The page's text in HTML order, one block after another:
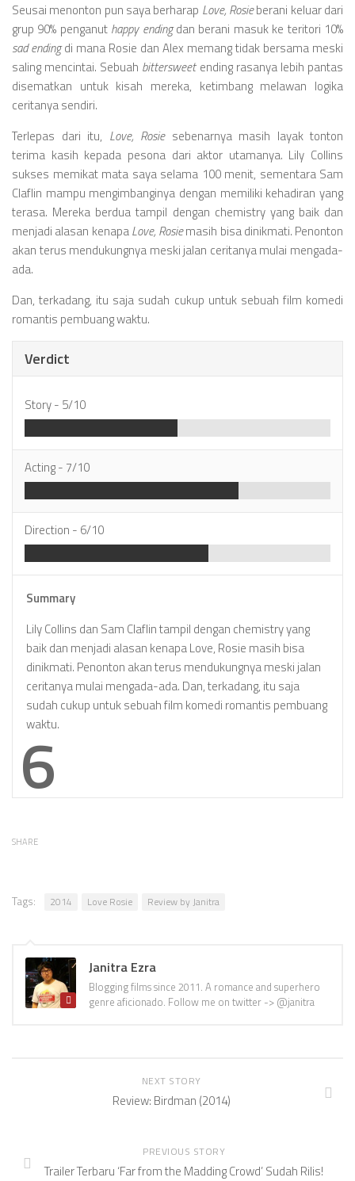
Seusai menonton pun saya berharap Love, Rosieberani keluar dari
grup 90% penganut happy endingdan berani masuk ke teritori 10%
sad endingdi mana Rosie dan Alex memang tidak bersama meski
saling mencintai. Sebuah bittersweetending rasanya lebih pantas
disematkan untuk kisah mereka, ketimbang melawan logika
ceritanya sendiri.
Terlepas dari itu, Love, Rosiesebenarnya masih layak tonton
terima kasih kepada pesona dari aktor utamanya. Lily Collins
sukses memikat mata saya selama 100 menit, sementara Sam
Claflin mampu mengimbanginya dengan memiliki kehadiran yang
terasa. Mereka berdua tampil dengan chemistry yang baik dan
menjadi alasan kenapaLove, Rosiemasih bisa dinikmati. Penonton
akan terus mendukungnya meski jalan ceritanya mulai mengada-
ada.
Dan, terkadang, itu saja sudah cukup untuk sebuah film komedi
romantis pembuang waktu.
Verdict
Story - 5/10
Acting - 7/10
Direction - 6/10
Summary
Lily Collins dan Sam Claflin tampil dengan chemistry yang
baik dan menjadi alasan kenapa Love, Rosie masih bisa
dinikmati. Penonton akan terus mendukungnya meski jalan
ceritanya mulai mengada-ada. Dan, terkadang, itu saja
sudah cukup untuk sebuah film komedi romantis pembuang
waktu.
6
SHARE
Tags: 2014 Love Rosie Review by Janitra
Janitra Ezra
Blogging films since 2011. A romance and superhero
genre aficionado. Follow me on twitter -> @janitra
NEXT STORY
Review: Birdman (2014)
PREVIOUS STORY
Trailer Terbaru ‘Far from the Madding Crowd’ Sudah Rilis!